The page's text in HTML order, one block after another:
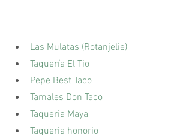
Las Mulatas (Rotanjelie)
Taquería El Tio
Pepe Best Taco
Tamales Don Taco
Taqueria Maya
Taqueria honorio